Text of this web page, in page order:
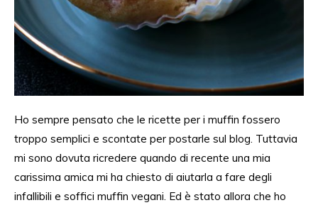
Ho sempre pensato che le ricette per i muffin fossero
troppo semplici e scontate per postarle sul blog. Tuttavia
mi sono dovuta ricredere quando di recente una mia
carissima amica mi ha chiesto di aiutarla a fare degli
infallibili e soffici muffin vegani. Ed è stato allora che ho